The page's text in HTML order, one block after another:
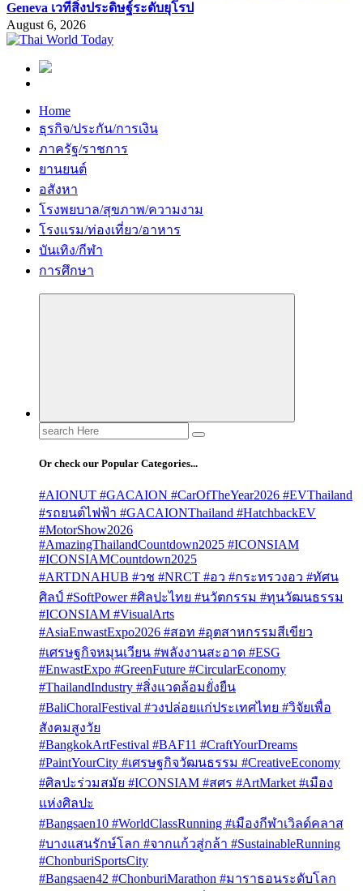
Geneva เวทีสิ่งประดิษฐ์ระดับยุโรป
August 6, 2026
Home
ธุรกิจ/ประกัน/การเงิน
ภาครัฐ/ราชการ
ยานยนต์
อสังหา
โรงพยบาล/สุขภาพ/ความงาม
โรงแรม/ท่องเที่ยว/อาหาร
บันเทิง/กีฬา
การศึกษา
Search
for:
Or check our Popular Categories...
#AIONUT #GACAION #CarOfTheYear2026 #EVThailand
#รถยนต์ไฟฟ้า #GACAIONThailand #HatchbackEV
#MotorShow2026
#AmazingThailandCountdown2025 #ICONSIAM
#ICONSIAMCountdown2025
#ARTDNAHUB #วช #NRCT #อว #กระทรวงอว #ทัศน
ศิลป์ #SoftPower #ศิลปะไทย #นวัตกรรม #ทุนวัฒนธรรม
#ICONSIAM #VisualArts
#AsiaEnwastExpo2026 #สอท #อุตสาหกรรมสีเขียว
#เศรษฐกิจหมุนเวียน #พลังงานสะอาด #ESG
#EnwastExpo #GreenFuture #CircularEconomy
#ThailandIndustry #สิ่งแวดล้อมยั่งยืน
#BaliChoralFestival #วงปล่อยแก่ประเทศไทย #วิจัยเพื่อ
สังคมสูงวัย
#BangkokArtFestival #BAF11 #CraftYourDreams
#PaintYourCity #เศรษฐกิจวัฒนธรรม #CreativeEconomy
#ศิลปะร่วมสมัย #ICONSIAM #สศร #ArtMarket #เมือง
แห่งศิลปะ
#Bangsaen10 #WorldClassRunning #เมืองกีฬาเวิลด์คลาส
#บางแสนรักษ์โลก #จากแก้วสู่กล้า #SustainableRunning
#ChonburiSportsCity
#Bangsaen42 #ChonburiMarathon #มาราธอนระดับโลก